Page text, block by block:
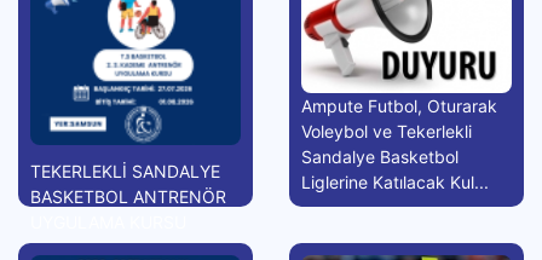
TEKERLEKLİ SANDALYE
BASKETBOL ANTRENÖR
Ampute Futbol, Oturarak
Voleybol ve Tekerlekli
Sandalye Basketbol
Liglerine Katılacak Kul...